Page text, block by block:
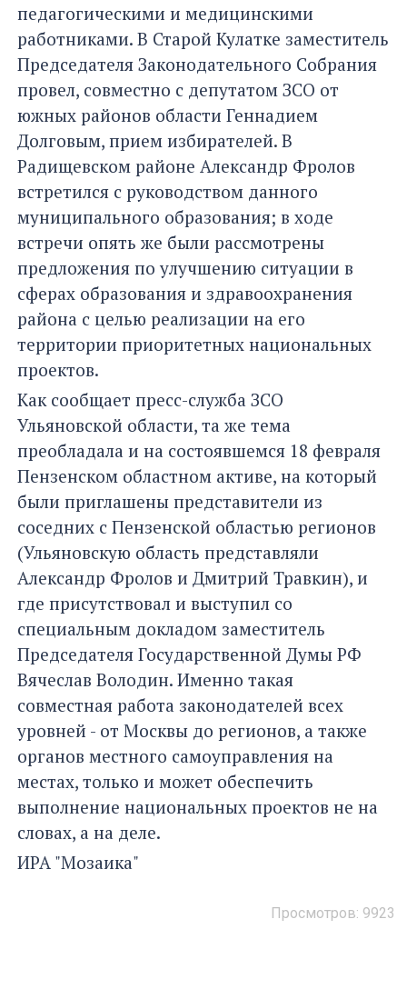
педагогическими и медицинскими
работниками. В Старой Кулатке заместитель
Председателя Законодательного Собрания
провел, совместно с депутатом ЗСО от
южных районов области Геннадием
Долговым, прием избирателей. В
Радищевском районе Александр Фролов
встретился с руководством данного
муниципального образования; в ходе
встречи опять же были рассмотрены
предложения по улучшению ситуации в
сферах образования и здравоохранения
района с целью реализации на его
территории приоритетных национальных
проектов.
Как сообщает пресс-служба ЗСО
Ульяновской области, та же тема
преобладала и на состоявшемся 18 февраля
Пензенском областном активе, на который
были приглашены представители из
соседних с Пензенской областью регионов
(Ульяновскую область представляли
Александр Фролов и Дмитрий Травкин), и
где присутствовал и выступил со
специальным докладом заместитель
Председателя Государственной Думы РФ
Вячеслав Володин. Именно такая
совместная работа законодателей всех
уровней - от Москвы до регионов, а также
органов местного самоуправления на
местах, только и может обеспечить
выполнение национальных проектов не на
словах, а на деле.
ИРА "Мозаика"
Просмотров: 9923